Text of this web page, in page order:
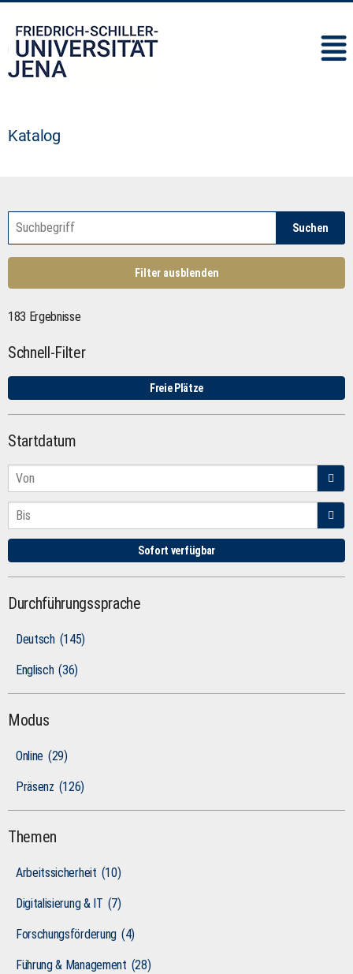
Katalog
Suchen
Filter ausblenden
183 Ergebnisse
Schnell-Filter
Freie Plätze
Startdatum
Sofort verfügbar
Durchführungssprache
Deutsch (145)
Englisch (36)
Modus
Online (29)
Präsenz (126)
Themen
Arbeitssicherheit (10)
Digitalisierung & IT (7)
Forschungsförderung (4)
Führung & Management (28)